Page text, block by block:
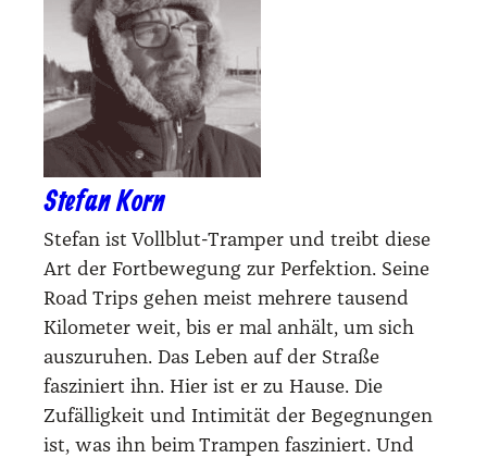
Stefan Korn
Stefan ist Vollblut-Tramper und treibt diese
Art der Fortbewegung zur Perfektion. Seine
Road Trips gehen meist mehrere tausend
Kilometer weit, bis er mal anhält, um sich
auszuruhen. Das Leben auf der Straße
fasziniert ihn. Hier ist er zu Hause. Die
Zufälligkeit und Intimität der Begegnungen
ist, was ihn beim Trampen fasziniert. Und